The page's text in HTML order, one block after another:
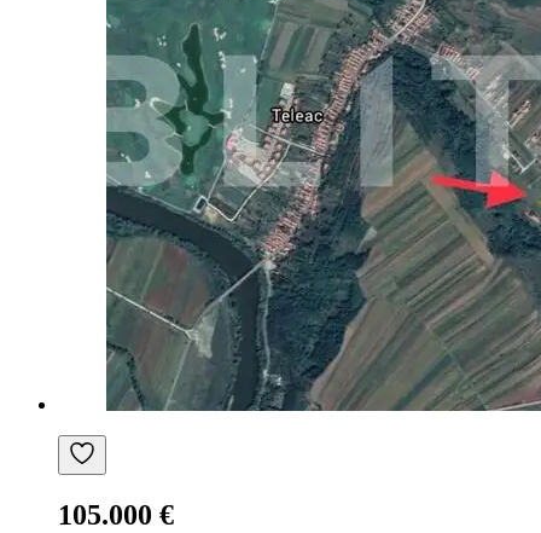
105.000 €